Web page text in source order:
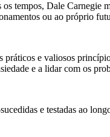
tempos, Dale Carnegie
ou ao próprio
práticos e valiosos
e a lidar com os
e testadas ao